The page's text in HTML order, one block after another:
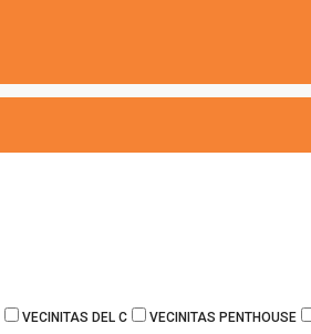
VECINITAS DEL C VECINITAS PENTHOUSE